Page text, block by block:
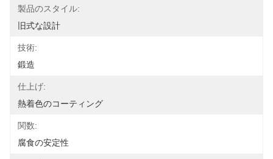
製品のスタイル:
旧式な設計
技術:
鍛造
仕上げ:
熱着色のコーティング
関数:
腐食の安定性